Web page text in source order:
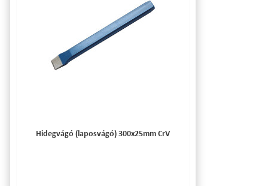
Hidegvágó (laposvágó) 300x25mm CrV